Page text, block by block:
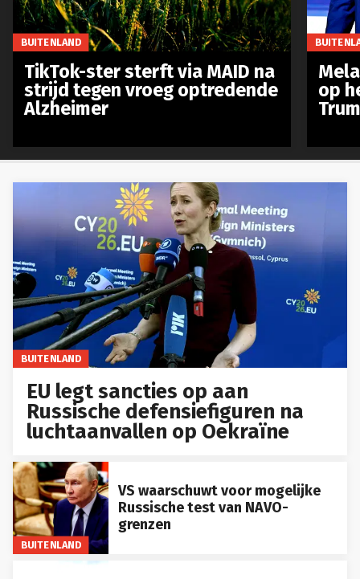
BUITENLAND
EU legt sancties op aan
Russische defensiefiguren na
luchtaanvallen op Oekraïne
BUITENLAND
VS waarschuwt voor mogelijke
Russische test van NAVO-
grenzen
BUITENLAND
TikTok-ster sterft via MAID na
strijd tegen vroeg optredende
Alzheimer
op